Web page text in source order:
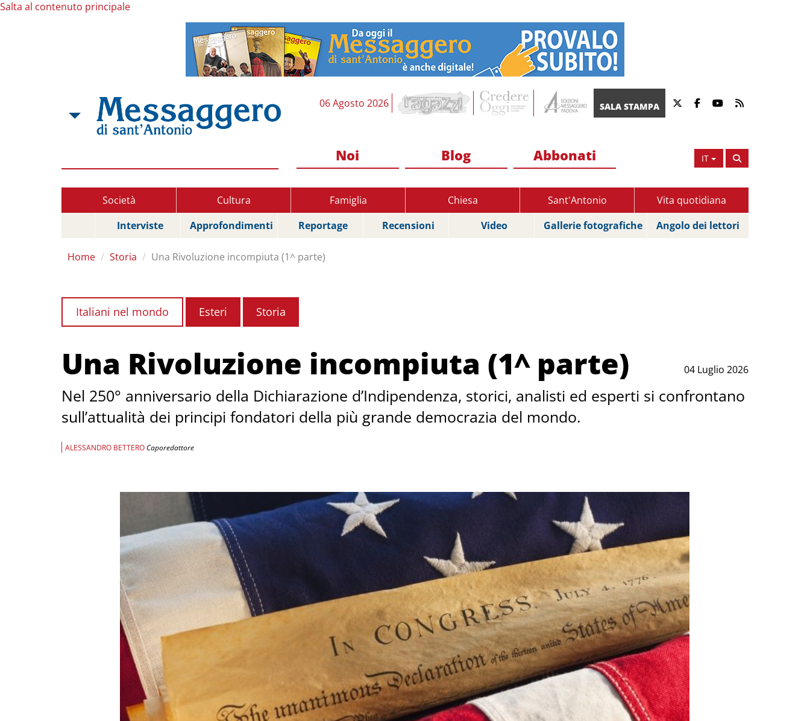
Salta al contenuto principale
06 Agosto 2026 SALA STAMPA
IT
Noi Blog Abbonati
Società Cultura Famiglia Chiesa Sant'Antonio
Vita quotidiana
Interviste
Approfondimenti Reportage Recensioni Video Gallerie fotografiche Angolo dei lettori
Home Storia Una Rivoluzione incompiuta (1^ parte)
Italiani nel mondo Esteri Storia
04 Luglio 2026
Una Rivoluzione incompiuta (1^ parte)
Nel 250° anniversario della Dichiarazione d’Indipendenza, storici, analisti ed esperti si confrontano
sull’attualità dei principi fondatori della più grande democrazia del mondo.
ALESSANDRO BETTEROCaporedattore